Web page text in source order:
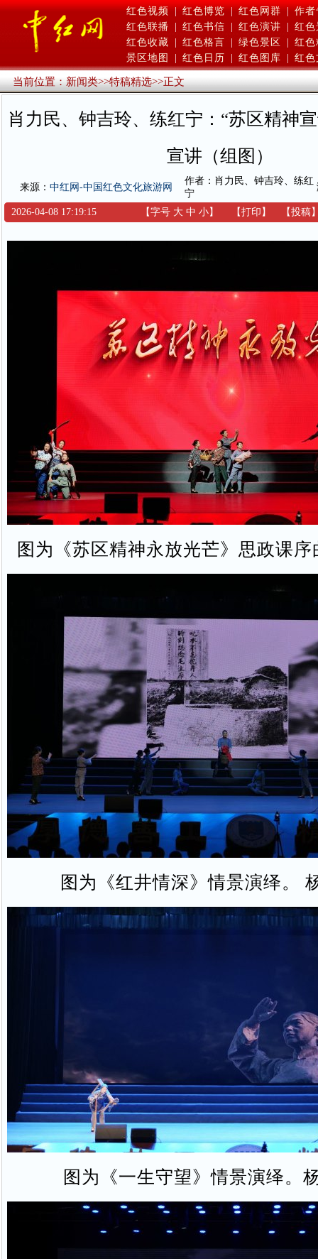
红色视频 | 红色博览 | 红色网群 | 作者
红色联播
红色书信 红色演讲
红色
红色收藏
红色格言 绿色景区
红色
景区地图
红色日历 红色图库 红色
当前位置：新闻类>>特稿精选>>正文
肖力民、钟吉玲、练红宁：“苏区精神
宣讲（组图）
来源： 中红网-中国红色文化旅游网
作者：肖力民、钟吉玲、练红
宁
2026-04-08 17:19:15 【字号 大 中 小】 【打印 】 【投稿
图为《苏区精神永放光芒》思政课
图为《红井情深》情景演绎。
图为《一生守望》情景演绎。